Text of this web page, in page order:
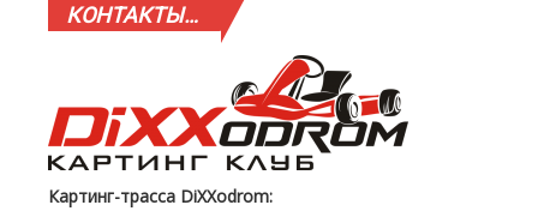
КОНТАКТЫ…
Картинг-трасса DiXXodrom: